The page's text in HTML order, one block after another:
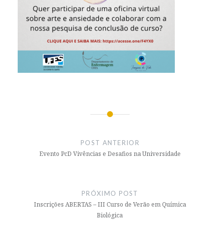
POST ANTERIOR
Evento PcD Vivências e Desafios na Universidade
PRÓXIMO POST
Inscrições ABERTAS – III Curso de Verão em Química
Biológica